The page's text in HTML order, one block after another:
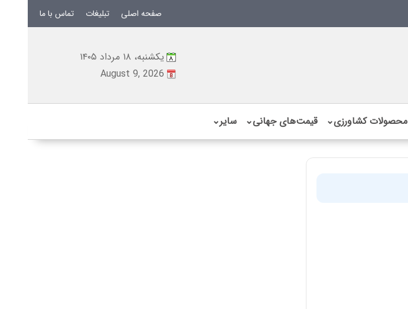
صفحه اصلی تبلیغات تماس با ما
یکشنبه، ۱۸ مرداد ۱۴۰۵
August 9, 2026
محصولات کشاورزی⌄ قیمت‌های جهانی⌄ سایر⌄